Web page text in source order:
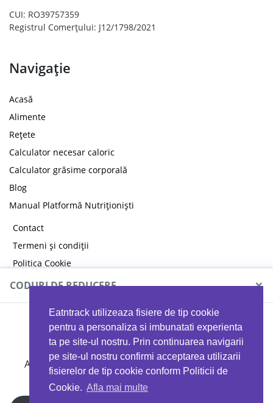
Eatntrack utilizeaza fisiere de tip cookie
pentru a personaliza si imbunatati experienta
ta pe site-ul nostru. Prin continuarea navigarii
pe site-ul nostru confirmi acceptarea utilizarii
fisierelor de tip cookie conform Politicii de
Cookie. Afla mai multe
CUI: RO39757359
Registrul Comerțului: J12/1798/2021
Navigație
Acasă
Alimente
Rețete
Calculator necesar caloric
Calculator grăsime corporală
Blog
Manual Platformă Nutriționiști
Contact
Termeni și condiții
Politica Cookie
Politica de confidențialitate
CODURI DE REDUCERE ×
MYPROTEIN
Ai 40%reducere la orice comandă folosind codul
EATTRACK